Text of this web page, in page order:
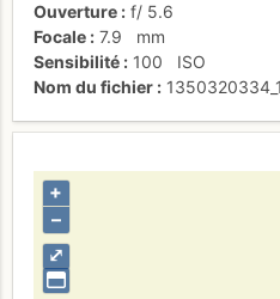
Ouverture
f/ 5.6
Focale
7.9
mm
Sensibilité
100
ISO
Nom du fichier
⤢
+
–